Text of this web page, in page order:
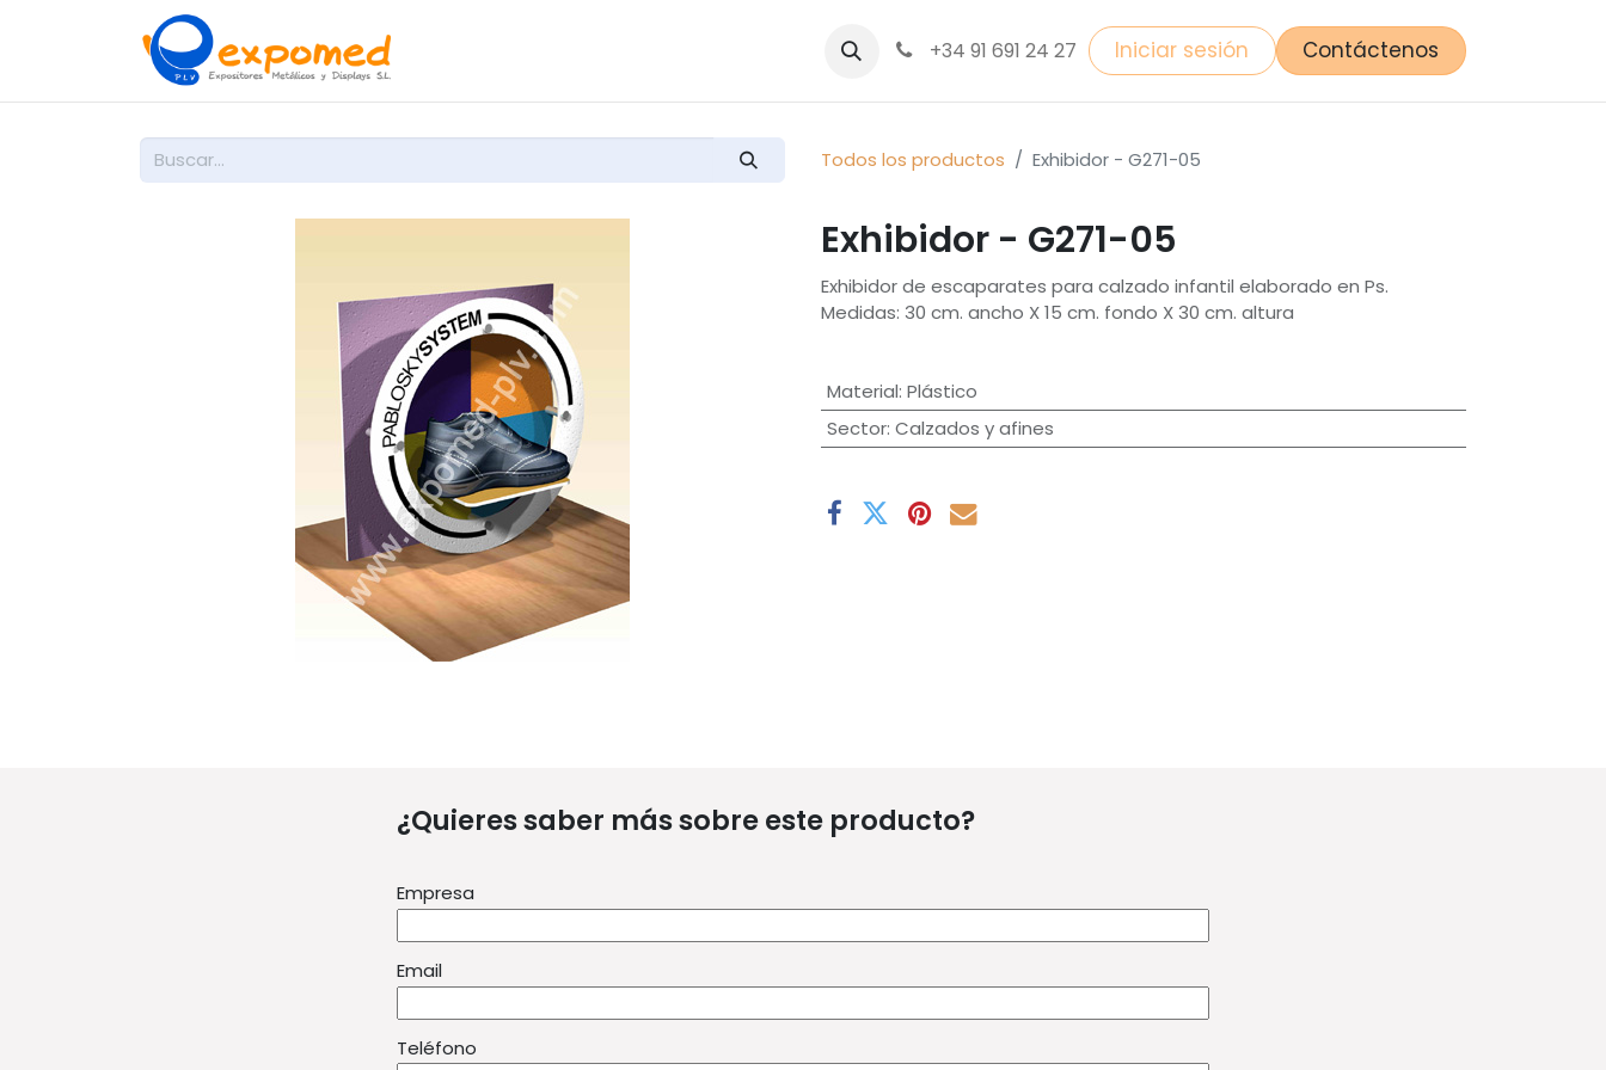
+34 91 691 24 27 Iniciar sesión Contáctenos
Todos los productos Exhibidor - G271-05
Exhibidor - G271-05
Exhibidor de escaparates para calzado infantil elaborado en Ps.
Medidas: 30 cm. ancho X 15 cm. fondo X 30 cm. altura
Material: Plástico
Sector: Calzados y afines
¿Quieres saber más sobre este producto?
Empresa
Email
Teléfono